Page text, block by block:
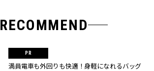
RECOMMEND
満員電車も外回りも快適！身軽になれるバッグ